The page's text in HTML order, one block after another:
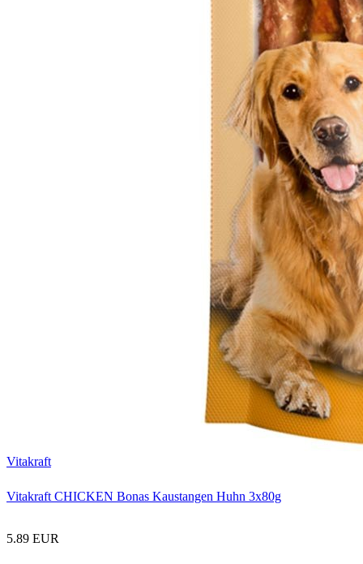
Vitakraft
Vitakraft CHICKEN Bonas Kaustangen Huhn 3x80g
5.89 EUR